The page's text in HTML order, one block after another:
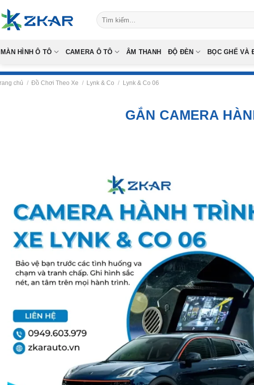
to
content
Tìm
kiếm:
MÀN HÌNH Ô TÔ CAMERA Ô TÔ ÂM THANH ĐỘ ĐÈN BỌC GHẾ VÀ
chủ / Đồ Chơi Theo Xe / Lynk & Co / Lynk & Co 06
GẮN CAMERA